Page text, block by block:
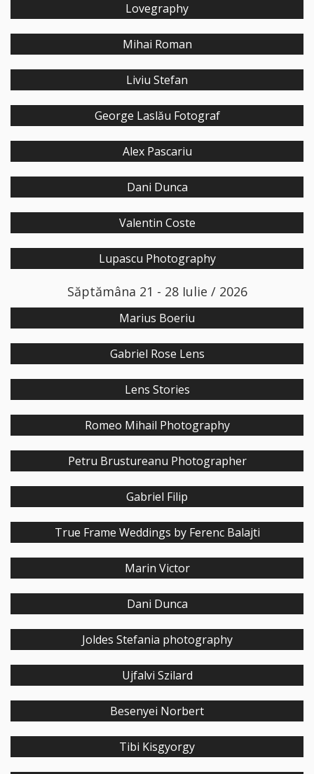
Lovegraphy
Mihai Roman
Liviu Stefan
George Laslău Fotograf
Alex Pascariu
Dani Dunca
Valentin Coste
Lupascu Photography
Săptămâna 21 - 28 Iulie / 2026
Marius Boeriu
Gabriel Rose Lens
Lens Stories
Romeo Mihail Photography
Petru Brustureanu Photographer
Gabriel Filip
True Frame Weddings by Ferenc Balajti
Marin Victor
Dani Dunca
Joldes Stefania photography
Ujfalvi Szilard
Besenyei Norbert
Tibi Kisgyorgy